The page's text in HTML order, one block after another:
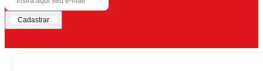
Cadastrar